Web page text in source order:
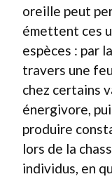
oreille peut
émettent ces
espèces : par
travers une
chez certains
énergivore,
produire
lors de la
individus, en